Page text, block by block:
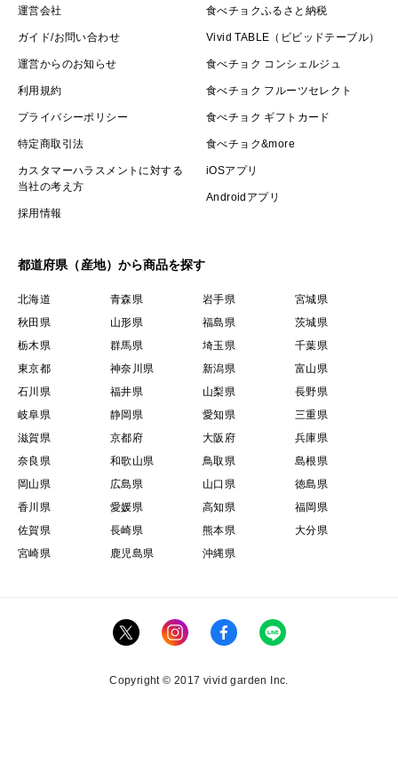
運営会社
ガイド/お問い合わせ
運営からのお知らせ
利用規約
プライバシーポリシー
特定商取引法
カスタマーハラスメントに対する
当社の考え方
採用情報
食べチョクふるさと納税
Vivid TABLE（ビビッドテーブル）
食べチョク コンシェルジュ
食べチョク フルーツセレクト
食べチョク ギフトカード
食べチョク&more
iOSアプリ
Androidアプリ
都道府県（産地）から商品を探す
北海道 青森県 岩手県
宮城県
秋田県
山形県 福島県
茨城県
栃木県
群馬県 埼玉県
千葉県
東京都
神奈川県 新潟県
富山県
石川県
福井県 山梨県
長野県
岐阜県
静岡県 愛知県
三重県
滋賀県
京都府 大阪府
兵庫県
奈良県
和歌山県 鳥取県
島根県
岡山県
広島県 山口県
徳島県
香川県
愛媛県 高知県
福岡県
佐賀県
長崎県 熊本県
大分県
宮崎県
鹿児島県 沖縄県
Copyright © 2017 vivid garden Inc.